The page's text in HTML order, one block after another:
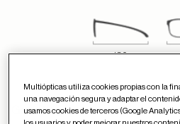
130
Garantía y devoluciones
Multiópticas utiliza cookies propias con la
una navegación segura y adaptar el
usamos cookies de terceros (Google